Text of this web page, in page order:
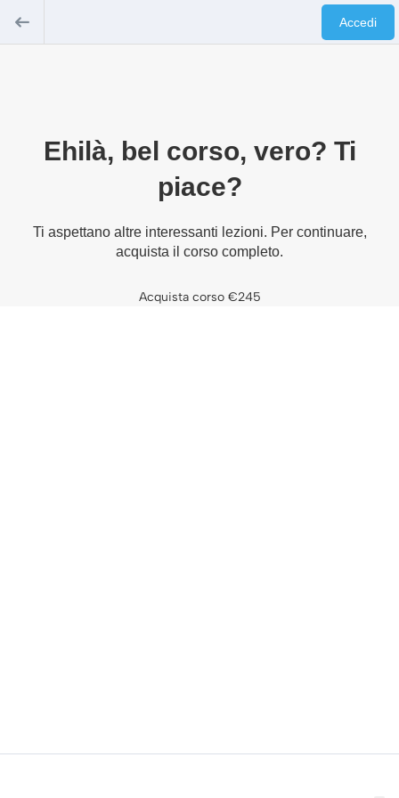
Accedi
Ehilà, bel corso, vero? Ti
piace?
Ti aspettano altre interessanti lezioni. Per continuare,
acquista il corso completo.
Acquista corso €245